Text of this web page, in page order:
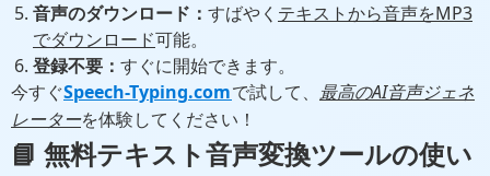
音声のダウンロード： すばやく テキストから音声をMP3
でダウンロード可能。
登録不要： すぐに開始できます。
今すぐSpeech-Typing.comで試して、 最高のAI音声ジェネ
レーターを体験してください！
📘 無料テキスト音声変換ツールの使い